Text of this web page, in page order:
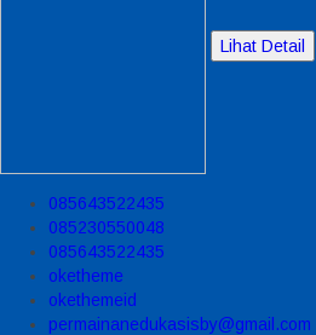
Lihat Detail
085643522435
085230550048
085643522435
oketheme
okethemeid
permainanedukasisby@gmail.com